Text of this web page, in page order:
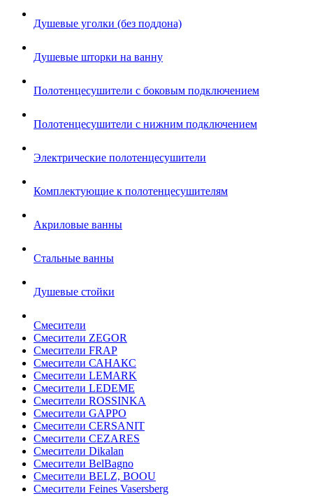
Душевые уголки (без поддона)
Душевые шторки на ванну
Полотенцесушители с боковым подключением
Полотенцесушители с нижним подключением
Электрические полотенцесушители
Комплектующие к полотенцесушителям
Акриловые ванны
Стальные ванны
Душевые стойки
Смесители
Смесители ZEGOR
Смесители FRAP
Смесители САНАКС
Смесители LEMARK
Смесители LEDEME
Смесители ROSSINKA
Смесители GAPPO
Смесители CERSANIT
Смесители CEZARES
Смесители Dikalan
Смесители BelBagno
Смесители BELZ, BOOU
Смесители Feines Vasersberg